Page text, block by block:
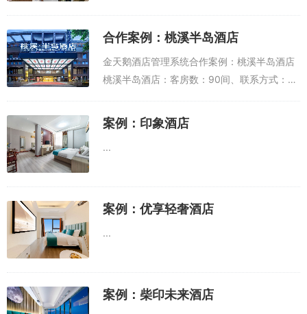
于2023年03月...
合作案例：桃溪半岛酒店
金天鹅酒店管理系统合作案例：桃溪半岛酒店
桃溪半岛酒店：客房数：90间、联系方式：
溪河畔银河北路遵义桃溪·半岛酒店位于遵义市
红花岗区桃溪河...
案例：印象酒店
...
案例：优享轻奢酒店
...
案例：柴印未来酒店